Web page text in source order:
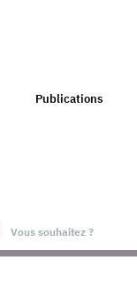
Publications